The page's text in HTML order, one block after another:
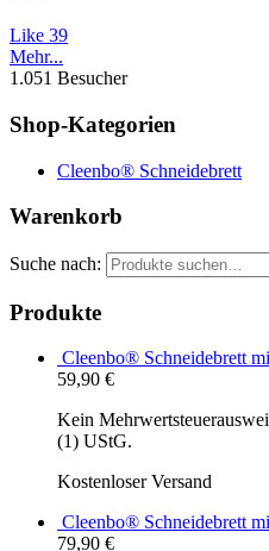
Like 39
Mehr...
1.051 Besucher
Shop-Kategorien
Cleenbo® Schneidebrett
Warenkorb
Suche nach:
Produkte
Cleenbo® Schneidebrett
59,90 €
Kein
(1) UStG.
Kostenloser Versand
Cleenbo® Schneidebrett
79,90 €